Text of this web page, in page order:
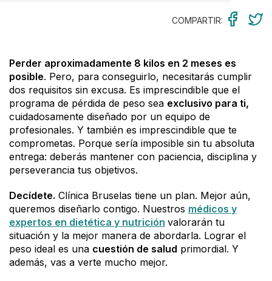
COMPARTIR:
Perder aproximadamente 8 kilos en 2 meses es
posible. Pero, para conseguirlo, necesitarás cumplir
dos requisitos sin excusa. Es imprescindible que el
programa de pérdida de peso sea exclusivo para ti,
cuidadosamente diseñado por un equipo de
profesionales. Y también es imprescindible que te
comprometas. Porque sería imposible sin tu absoluta
entrega: deberás mantener con paciencia, disciplina y
perseverancia tus objetivos.
Decídete. Clínica Bruselas tiene un plan. Mejor aún,
queremos diseñarlo contigo. Nuestros médicos y
expertos en dietética y nutrición valorarán tu
situación y la mejor manera de abordarla. Lograr el
peso ideal es una cuestión de salud primordial. Y
además, vas a verte mucho mejor.